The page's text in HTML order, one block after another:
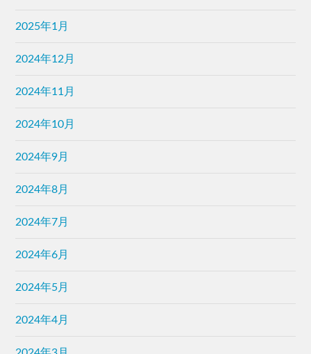
2025年1月
2024年12月
2024年11月
2024年10月
2024年9月
2024年8月
2024年7月
2024年6月
2024年5月
2024年4月